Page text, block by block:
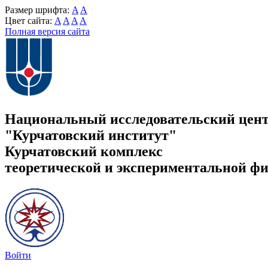
Размер шрифта: A A
Цвет сайта: A A A A
Полная версия сайта
Национальный исследовательский
"Курчатовский институт"
Курчатовский комплекс
теоретической и экспериментальной
Войти